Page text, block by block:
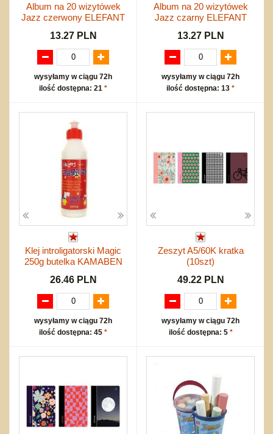
Album na 20 wizytówek
Jazz czerwony ELEFANT
13.27 PLN
wysyłamy w ciągu 72h
ilość dostępna: 21 *
Album na 20 wizytówek
Jazz czarny ELEFANT
13.27 PLN
wysyłamy w ciągu 72h
ilość dostępna: 13 *
Klej introligatorski Magic
250g butelka KAMABEN
26.46 PLN
wysyłamy w ciągu 72h
ilość dostępna: 45 *
Zeszyt A5/60K kratka
(10szt)
49.22 PLN
wysyłamy w ciągu 72h
ilość dostępna: 5 *